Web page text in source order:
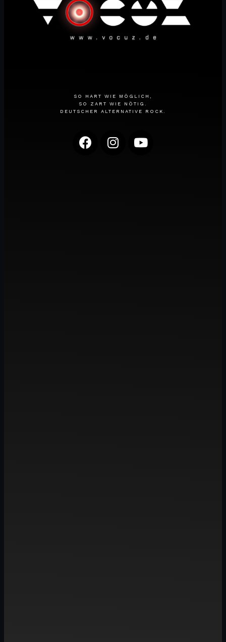
SO HART WIE MÖGLICH,
SO ZART WIE NÖTIG.
DEUTSCHER ALTERNATIVE ROCK.